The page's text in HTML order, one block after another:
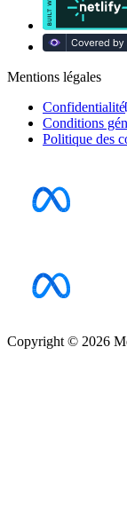
Mentions légales
Confidentialité
Conditions
Politique des
Copyright © 2026